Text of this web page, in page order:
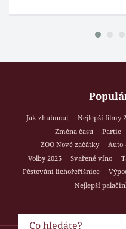
Jak zhubnout Nejlepší filmy
Změna času
Partie
ZOO Nové začátky
Auto
Volby 2025
Svařené víno
Pěstování lichořeřišnice
Nejlepší